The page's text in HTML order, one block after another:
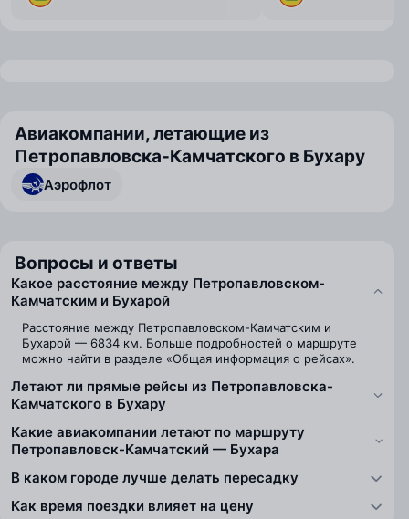
Авиакомпании, летающие из
Петропавловска-Камчатского в Бухару
Аэрофлот
Вопросы и ответы
Какое расстояние между Петропавловском-
Камчатским и Бухарой
Расстояние между Петропавловском-Камчатским и
Бухарой — 6834 км. Больше подробностей о маршруте
можно найти в разделе «Общая информация о рейсах».
Летают ли прямые рейсы из Петропавловска-
Камчатского в Бухару
Какие авиакомпании летают по маршруту
Петропавловск-Камчатский — Бухара
В каком городе лучше делать пересадку
Как время поездки влияет на цену